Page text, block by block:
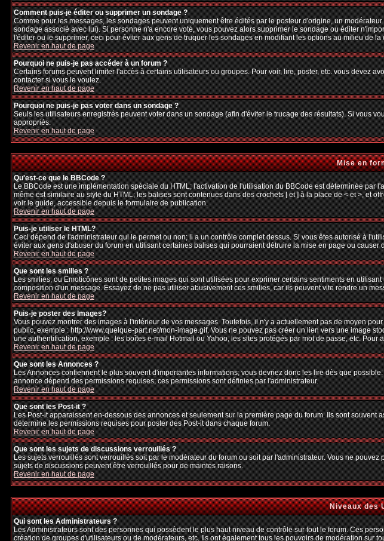
Comment puis-je éditer ou supprimer un sondage ?
Comme pour les messages, les sondages peuvent uniquement être édités par le posteur d'origine, un
sondage associé avec lui). Si personne n'a encore voté, vous pouvez alors supprimer le sondage ou éditer
l'éditer ou le supprimer, ceci pour éviter aux gens de truquer les sondages en modifiant les options au milieu de la
Revenir en haut de page
Pourquoi ne puis-je pas accéder à un forum ?
Certains forums peuvent limiter l'accès à certains utilisateurs ou groupes. Pour voir, lire, poster, etc. vous devez
contacter si vous le voulez.
Revenir en haut de page
Pourquoi ne puis-je pas voter dans un sondage ?
Seuls les utilisateurs enregistrés peuvent voter dans un sondage (afin d'éviter le trucage des résultats). Si vous
appropriés.
Revenir en haut de page
Mise en
Qu'est-ce que le BBCode ?
Le BBCode est une implémentation spéciale du HTML; l'activation de l'utilisation du BBCode est déterminée
même est similaire au style du HTML; les balises sont contenues dans des crochets [ et ] à la place de < et >, et
voir le guide, accessible depuis le formulaire de publication.
Revenir en haut de page
Puis-je utiliser le HTML?
Ceci dépend de l'administrateur qui le permet ou non; il a un contrôle complet dessus. Si vous êtes autorisé à
éviter aux gens d'abuser du forum en utilisant certaines balises qui pourraient détruire la mise en page ou
Revenir en haut de page
Que sont les smilies ?
Les smilies, ou Emoticônes sont de petites images qui sont utilisées pour exprimer certains sentiments en
composition d'un message. Essayez de ne pas utiliser abusivement ces smilies, car ils peuvent vite rendre un
Revenir en haut de page
Puis-je poster des Images?
Vous pouvez montrer des images à l'intérieur de vos messages. Toutefois, il n'y a actuellement pas de moyen
public, exemple : http://www.quelque-part.net/mon-image.gif. Vous ne pouvez pas créer un lien vers une image
une authentification, exemple : les boîtes e-mail Hotmail ou Yahoo, les sites protégés par mot de passe, etc.
Revenir en haut de page
Que sont les Annonces ?
Les Annonces contiennent le plus souvent d'importantes informations; vous devriez donc les lire dès que
annonce dépend des permissions requises; ces permissions sont définies par l'administrateur.
Revenir en haut de page
Que sont les Post-it ?
Les Post-it apparaissent en-dessous des annonces et seulement sur la première page du forum. Ils sont
détermine les permissions requises pour poster des Post-it dans chaque forum.
Revenir en haut de page
Que sont les sujets de discussions verrouillés ?
Les sujets verrouillés sont verrouillés soit par le modérateur du forum ou soit par l'administrateur. Vous ne
sujets de discussions peuvent être verrouillés pour de maintes raisons.
Revenir en haut de page
Niveaux des
Qui sont les Administrateurs ?
Les Administrateurs sont des personnes qui possèdent le plus haut niveau de contrôle sur tout le forum. Ces
création de groupes d'utilisateurs ou de modérateurs, etc. Ils ont également tous les pouvoirs de modération sur